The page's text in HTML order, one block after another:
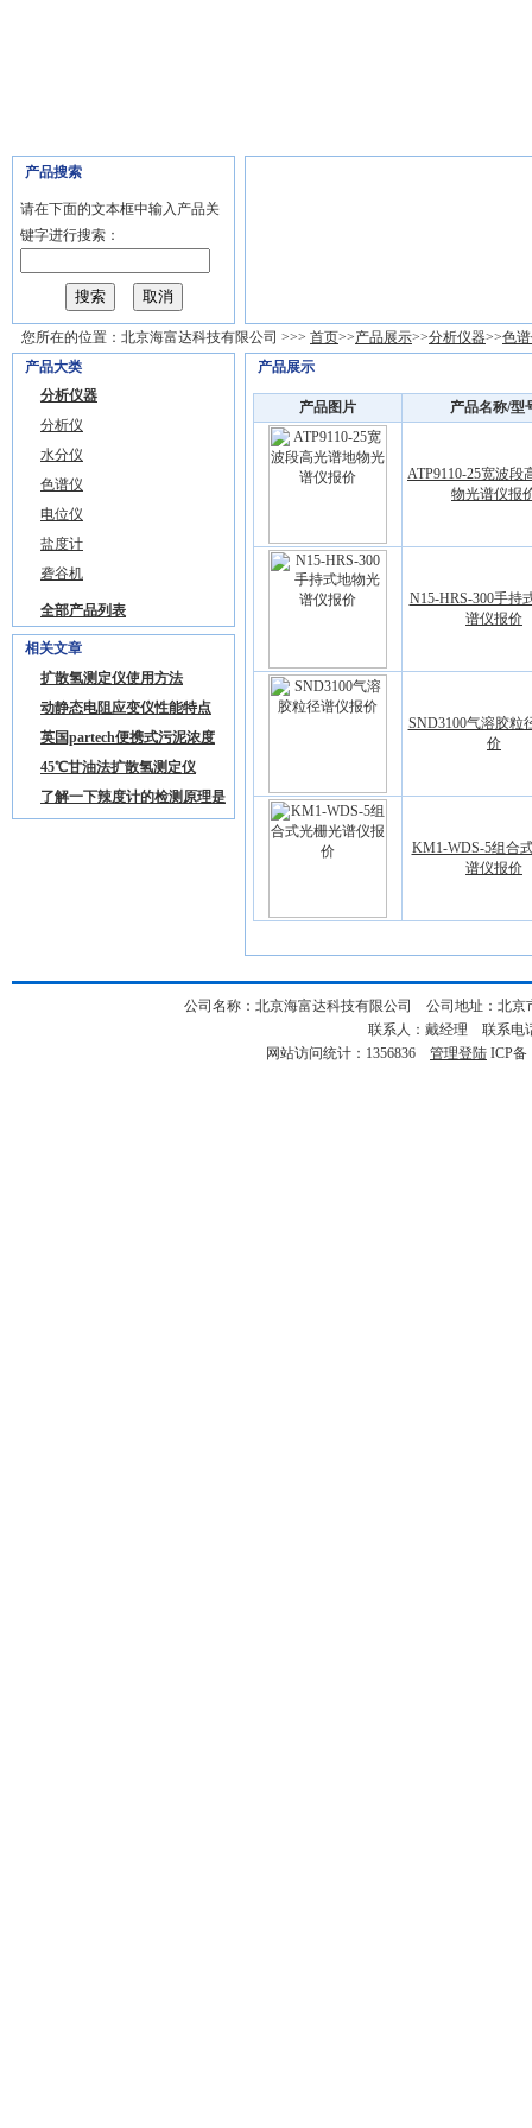
产品搜索
请在下面的文本框中输入产品关
键字进行搜索：
您所在的位置： 北京海富达科技有限公司 >>> 首页>>产品展示>>分析仪器>>色
产品大类
分析仪器
分析仪
水分仪
色谱仪
电位仪
盐度计
砻谷机
全部产品列表
相关文章
扩散氢测定仪使用方法
动静态电阻应变仪性能特点
英国partech便携式污泥浓度
计型号:UP/750 说明书
45℃甘油法扩散氢测定仪
了解一下辣度计的检测原理是
什么
产品展示
产品图片 产品名称/型
ATP9110-25宽波段
物光谱仪报
N15-HRS-300手持
谱仪报价
SND3100气溶胶粒
价
KM1-WDS-5组合
谱仪报价
公司名称：北京海富达科技有限公司 公司地址：北
联系人：戴经理 联系电
网站访问统计：1356836 管理登陆 ICP备